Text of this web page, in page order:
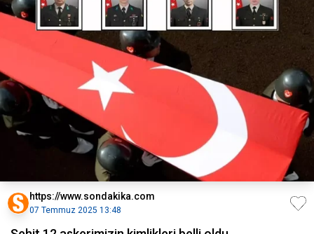
https://www.sondakika.com
07 Temmuz 2025 13:48